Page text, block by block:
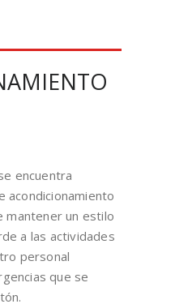
encuentra
acondicionamiento
mantener un estilo
a las actividades
personal
que se